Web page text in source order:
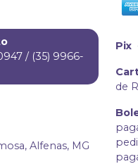
/ (35) 9966-
Alfenas, MG
Pix
de